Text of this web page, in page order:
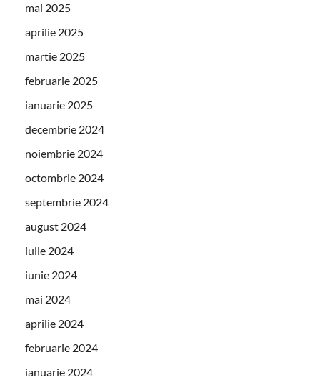
mai 2025
aprilie 2025
martie 2025
februarie 2025
ianuarie 2025
decembrie 2024
noiembrie 2024
octombrie 2024
septembrie 2024
august 2024
iulie 2024
iunie 2024
mai 2024
aprilie 2024
februarie 2024
ianuarie 2024